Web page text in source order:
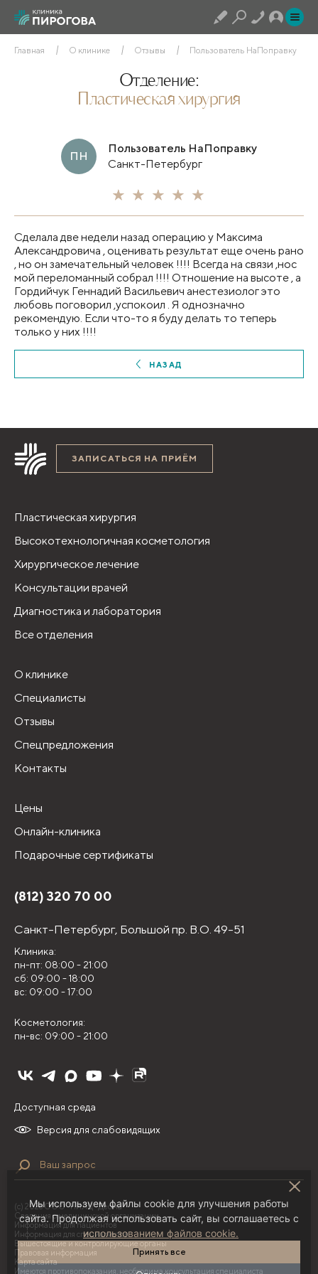
Главная О клинике Отзывы Пользователь НаПоправку
Отделение:
Пластическая хирургия
ПН
Пользователь НаПоправку
Санкт-Петербург
Сделала две недели назад операцию у Максима
Александровича , оценивать результат еще очень рано
, но он замечательный человек !!!! Всегда на связи ,нос
мой переломанный собрал !!!! Отношение на высоте , а
Гордийчук Геннадий Васильевич анестезиолог это
любовь поговорил ,успокоил . Я однозначно
рекомендую. Если что-то я буду делать то теперь
только у них !!!!
НАЗАД
ЗАПИСАТЬСЯ НА ПРИЁМ
Пластическая хирургия
Высокотехнологичная косметология
Хирургическое лечение
Консультации врачей
Диагностика и лаборатория
Все отделения
О клинике
Специалисты
Отзывы
Спецпредложения
Контакты
Цены
Онлайн-клиника
Подарочные сертификаты
(812) 320 70 00
Санкт-Петербург, Большой пр. В.О. 49-51
Клиника:
пн-пт: 08:00 - 21:00
сб: 09:00 - 18:00
вс: 09:00 - 17:00
Косметология:
пн-вс: 09:00 - 21:00
Версия для слабовидящих
Доступная среда
(с) 2026 ООО "НИЛЦ "Деома"
Сведения о медицинской организации
Информация для пациентов
Информация для специалистов
Вышестоящие и контролирующие органы
Правовая информация
Карта сайта
Имеются противопоказания, необходима консультация специалиста
Мы используем файлы cookie для улучшения работы
сайта. Продолжая использовать сайт, вы соглашаетесь с
использованием файлов cookie.
Принять все